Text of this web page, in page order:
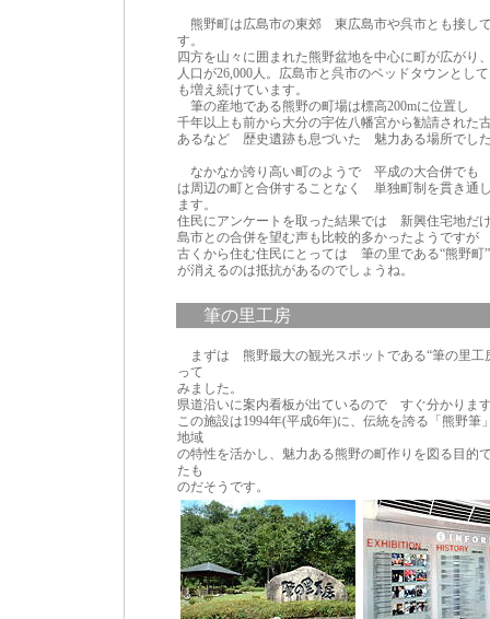
熊野町は広島市の東郊 東広島市や呉市とも接し
す。
四方を山々に囲まれた熊野盆地を中心に町が広がり
人口が26,000人。広島市と呉市のベッドタウンとし
も増え続けています。
筆の産地である熊野の町場は標高200mに位置し
千年以上も前から大分の宇佐八幡宮から勧請された
あるなど 歴史遺跡も息づいた 魅力ある場所でし
なかなか誇り高い町のようで 平成の大合併でも
は周辺の町と合併することなく 単独町制を貫き通
ます。
住民にアンケートを取った結果では 新興住宅地だ
島市との合併を望む声も比較的多かったようですが
古くから住む住民にとっては 筆の里である“熊野町
が消えるのは抵抗があるのでしょうね。
筆の里工房
まずは 熊野最大の観光スポットである“筆の里工
って
みました。
県道沿いに案内看板が出ているので すぐ分かりま
この施設は1994年(平成6年)に、伝統を誇る「熊野筆
地域
の特性を活かし、魅力ある熊野の町作りを図る目的
たも
のだそうです。